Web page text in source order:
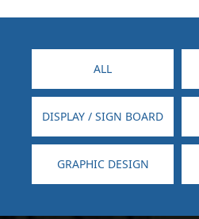
ALL
DISPLAY / SIGN BOARD
GRAPHIC DESIGN